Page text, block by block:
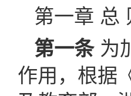
第一章 总
第一条为
作用，根据